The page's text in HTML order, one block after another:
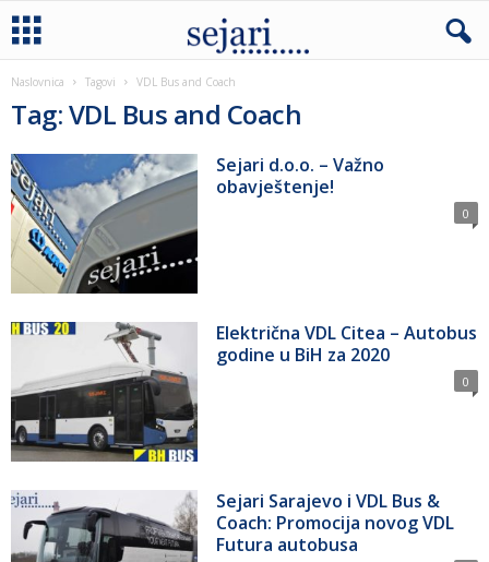
Naslovnica Tagovi VDL Bus and Coach
Tag: VDL Bus and Coach
Sejari d.o.o. – Važno
obavještenje!
0
Električna VDL Citea – Autobus
godine u BiH za 2020
0
Sejari Sarajevo i VDL Bus &
Coach: Promocija novog VDL
Futura autobusa